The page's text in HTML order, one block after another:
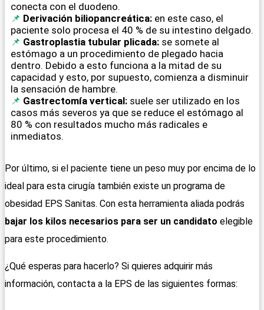
conecta con el duodeno.
Derivación biliopancreática: en este caso, el
paciente solo procesa el 40 % de su intestino delgado.
Gastroplastia tubular plicada: se somete al
estómago a un procedimiento de plegado hacia
dentro. Debido a esto funciona a la mitad de su
capacidad y esto, por supuesto, comienza a disminuir
la sensación de hambre.
Gastrectomía vertical: suele ser utilizado en los
casos más severos ya que se reduce el estómago al
80 % con resultados mucho más radicales e
inmediatos.
Por último, si el paciente tiene un peso muy por encima de lo
ideal para esta cirugía también existe un programa de
obesidad EPS Sanitas. Con esta herramienta aliada podrás
bajar los kilos necesarios para ser un candidato elegible
para este procedimiento.
¿Qué esperas para hacerlo? Si quieres adquirir más
información, contacta a la EPS de las siguientes formas: